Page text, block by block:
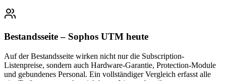
Bestandsseite – Sophos UTM heute
Auf der Bestandsseite wirken nicht nur die Subscription-
Listenpreise, sondern auch Hardware-Garantie, Protection-Module
und gebundenes Personal. Ein vollständiger Vergleich erfasst alle